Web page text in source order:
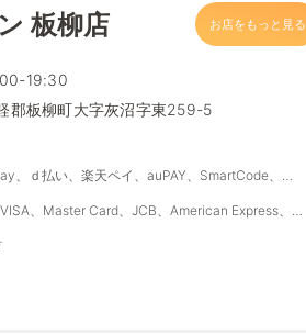
板柳店 お店をもっと見る
19:30
郡板柳町大字灰沼字東259-5
、ｄ払い、楽天ペイ、auPAY、SmartCode、
VISA、Master Card、JCB、American Express、